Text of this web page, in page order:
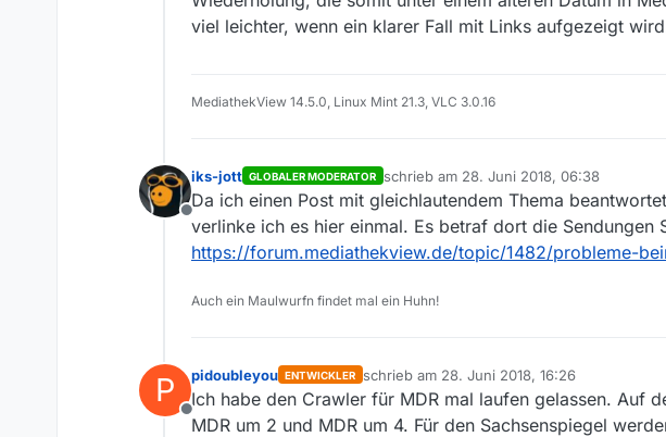
viel leichter, wenn ein klarer Fall mit Links aufgezeigt
MediathekView 14.5.0, Linux Mint 21.3, VLC 3.0.16
Offline
iks-jott GLOBALER MODERATOR schrieb am 28. Juni 2018, 06:38
zuletzt editiert von
Da ich einen Post mit gleichlautendem Thema
verlinke ich es hier einmal. Es betraf dort die Sendungen
https://forum.mediathekview.de/topic/1482/probleme-
Auch ein Maulwurfn findet mal ein Huhn!
P
Offline
pidoubleyou ENTWICKLER schrieb am 28. Juni 2018, 16:26
zuletzt editiert von
Ich habe den Crawler für MDR mal laufen gelassen. Auf
MDR um 2 und MDR um 4. Für den Sachsenspiegel